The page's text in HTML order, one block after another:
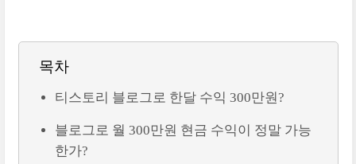
목차
티스토리 블로그로 한달 수익 300만원?
블로그로 월 300만원 현금 수익이 정말 가능
한가?